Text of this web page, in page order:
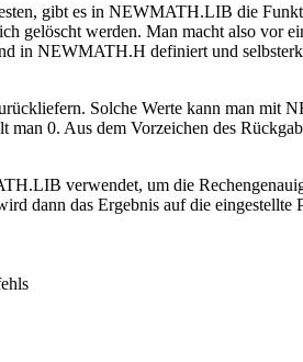
gibt es in NEWMATH.LIB die
gelöscht werden. Man macht also vor
in NEWMATH.H definiert und
Solche Werte kann man mit
0. Aus dem Vorzeichen des
verwendet, um die
dann das Ergebnis auf die eingestellte